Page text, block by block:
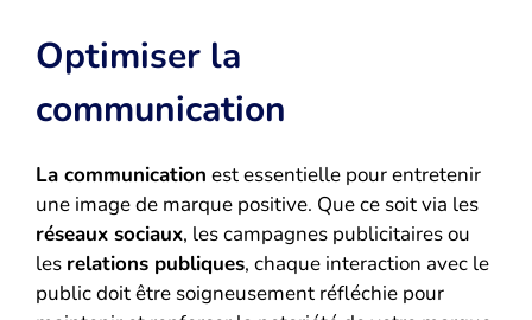
Optimiser la
communication
La communication est essentielle pour entretenir
une image de marque positive. Que ce soit via les
réseaux sociaux, les campagnes publicitaires ou
les relations publiques, chaque interaction avec le
public doit être soigneusement réfléchie pour